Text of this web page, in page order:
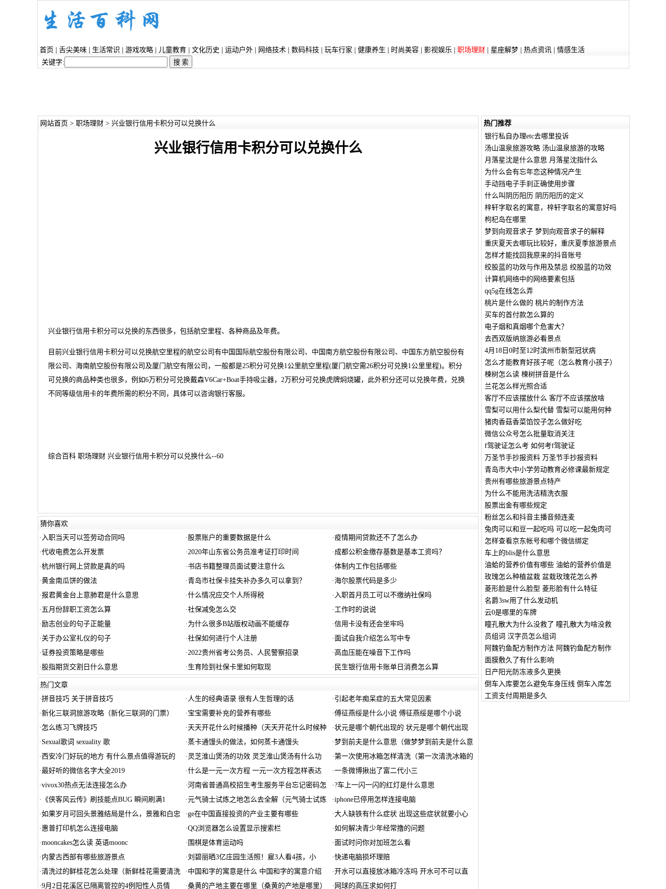
首页 舌尖美味| 生活常识 游戏攻略| 儿童教育| 文化历史 运动户外| 网络技术| 数码科技 玩车行家 健康养生 时尚美容| 影视娱乐 职场理财| 星座解梦| 热点资讯| 情感生活
关键字:
网站首页 > 职场理财> 兴业银行信用卡积分可以兑换什么
兴业银行信用卡积分可以兑换什么
兴业银行信用卡积分可以兑换的东西很多，包括航空里程、各种商品及年费。
目前兴业银行信用卡积分可以兑换航空里程的航空公司有中国国际航空股份有限公司、中国南方航空股份有限公司、中国东方航空股份有
限公司、海南航空股份有限公司及厦门航空有限公司，一般都是25积分可兑换1公里航空里程(厦门航空需26积分可兑换1公里里程)。积分
可兑换的商品种类也很多，例如6万积分可兑换戴森V6Car+Boat手持吸尘器，2万积分可兑换虎牌焖烧罐，此外积分还可以兑换年费，兑换
不同等级信用卡的年费所需的积分不同，具体可以咨询银行客服。
综合百科 职场理财 兴业银行信用卡积分可以兑换什么--60
猜你喜欢
· 入职当天可以签劳动合同吗 · 股票账户的重要数据是什么 ·疫情期间贷款还不了怎么办
·代收电费怎么开发票 ·2020年山东省公务员准考证打印时间 · 成都公积金缴存基数是基本工资吗？
·杭州银行网上贷款是真的吗 ·书店书籍整理员面试要注意什么 ·体制内工作包括哪些
·黄金南瓜饼的做法 ·青岛市社保卡挂失补办多久可以拿到？ ·海尔股票代码是多少
·报君黄金台上意肺君是什么意思 ·什么情况应交个人所得税 · 入职首月员工可以不缴纳社保吗
· 五月份辞职工资怎么算 ·社保减免怎么交 · 工作时的说说
· 励志创业的句子正能量 · 为什么很多B站版权动画不能缓存 ·信用卡没有还会坐牢吗
· 关于办公室礼仪的句子 ·社保如何进行个人注册 · 面试自我介绍怎么写中专
·证券投资策略是哪些 ·2022贵州省考公务员、人民警察招录 · 高血压能在噪音下工作吗
· 股指期货交割日什么意思 · 生育险到社保卡里如何取现 · 民生银行信用卡账单日消费怎么算
热门文章
·拼音技巧 关于拼音技巧 · 人生的经典语录 很有人生哲理的话 · 引起老年痴呆症的五大常见因素
·新化三联洞旅游攻略（新化三联洞的门票） · 宝宝需要补充的营养有哪些 ·傅征燕绥是什么小说 傅征燕绥是哪个小说
· 怎么练习飞牌技巧 · 天天开花什么时候播种（天天开花什么时候种 ·状元是哪个朝代出现的 状元是哪个朝代出现
· Sexual歌词 sexuality 歌 · 蒸卡通馒头的做法，如何蒸卡通馒头 ·梦到前夫是什么意思（做梦梦到前夫是什么意
· 西安冷门好玩的地方 有什么景点值得游玩的 · 灵芝淮山煲汤的功效 灵芝淮山煲汤有什么功 ·第一次使用冰箱怎样清洗（第一次清洗冰箱的
·最好听的微信名字大全2019 ·什么是一元一次方程 一元一次方程怎样表达 ·一条微博揪出了富二代小三
·vivox30热点无法连接怎么办 ·河南省普通高校招生考生服务平台忘记密码怎 ·?车上一闪一闪的红灯是什么意思
· 《侠客风云传》刷技能点BUG 瞬间刷满1 ·元气骑士试炼之地怎么去全解（元气骑士试炼 ·iphone已停用怎样连接电脑
·如果岁月可回头景雅结局是什么，景雅和白忠 ·ge在中国直接投资的产业主要有哪些 ·大人缺铁有什么症状 出现这些症状就要小心
· 惠普打印机怎么连接电脑 ·QQ浏览器怎么设置显示搜索栏 ·如何解决青少年经常撸的问题
·mooncakes怎么读 英语moonc · 围棋是体育运动吗 · 面试时问你对加班怎么看
· 内蒙古西部有哪些旅游景点 ·刘碧丽晒3亿庄园生活照！雇3人看4孩，小 ·快递电脑损坏理赔
·清洗过的鲜桂花怎么处理（新鲜桂花需要清洗 · 中国和字的寓意是什么 中国和字的寓意介绍 ·开水可以直接放冰箱冷冻吗 开水可不可以直
·9月2日花溪区已隔离管控的4例阳性人员情 ·桑黄的产地主要在哪里（桑黄的产地是哪里） · 网球的高压求如何打
热门推荐
银行私自办理etc去哪里投诉
汤山温泉旅游攻略 汤山温泉旅游的攻略
月落星沈是什么意思 月落星沈指什么
为什么会有忘年恋这种情况产生
手动挡电子手刹正确使用步骤
什么叫阴历阳历 阴历阳历的定义
梓轩字取名的寓意，梓轩字取名的寓意好吗
枸杞岛在哪里
梦到向观音求子 梦到向观音求子的解释
重庆夏天去哪玩比较好，重庆夏季旅游景点
怎样才能找回我原来的抖音账号
绞股蓝的功效与作用及禁忌 绞股蓝的功效
计算机网络中的网络要素包括
qq5g在线怎么弄
桃片是什么做的 桃片的制作方法
买车的首付款怎么算的
电子烟和真烟哪个危害大？
去西双版纳旅游必看景点
4月18日0时至12时滨州市新型冠状病
怎么才能教育好孩子呢（怎么教育小孩子）
楝树怎么读 楝树拼音是什么
兰花怎么样光照合适
客厅不应该摆放什么 客厅不应该摆放啥
雪梨可以用什么梨代替 雪梨可以能用何种
猪肉香菇香菜馅饺子怎么做好吃
微信公众号怎么批量取消关注
f驾驶证怎么考 如何考f驾驶证
万圣节手抄报资料 万圣节手抄报资料
青岛市大中小学劳动教育必修课最新规定
贵州有哪些旅游景点特产
为什么不能用洗洁精洗衣服
股票出金有哪些规定
粉丝怎么和抖音主播音频连麦
兔肉可以和豆一起吃吗 可以吃一起兔肉可
怎样查看京东帐号和哪个微信绑定
车上的blis是什么意思
油蛤的营养价值有哪些 油蛤的营养价值是
玫瑰怎么种植盆栽 盆栽玫瑰花怎么养
菱形脸是什么脸型 菱形脸有什么特征
名爵3sw用了什么发动机
云0是哪里的车牌
瞳孔散大为什么没救了 瞳孔散大为啥没救
员组词 汉字员怎么组词
阿魏钓鱼配方制作方法 阿魏钓鱼配方制作
面膜敷久了有什么影响
日产阳光防冻液多久更换
倒车入库要怎么避免车身压线 倒车入库怎
工资支付周期是多久